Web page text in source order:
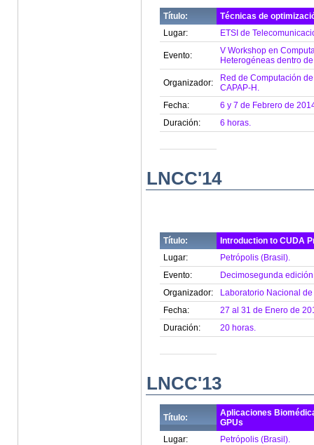
Título:
Técnicas de
Lugar:
ETSI de
Evento:
V Workshop en
Heterogéneas dentro
Organizador:
Red de Computación
CAPAP-H.
Fecha:
6 y 7 de Febrero de
Duración:
6 horas.
LNCC'14
Título:
Introduction to CUDA
Lugar:
Petrópolis (Brasil).
Evento:
Decimosegunda
Organizador:
Laboratorio Nacional
Fecha:
27 al 31 de Enero de
Duración:
20 horas.
LNCC'13
Título:
Aplicaciones
GPUs
Lugar:
Petrópolis (Brasil).